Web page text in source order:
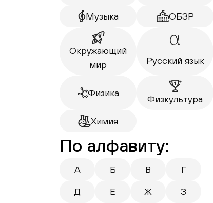
Музыка ОБЗР
Окружающий
мир
Русский язык
Физика
Физкультура
Химия
По алфавиту:
А Б В Г
Д Е Ж З